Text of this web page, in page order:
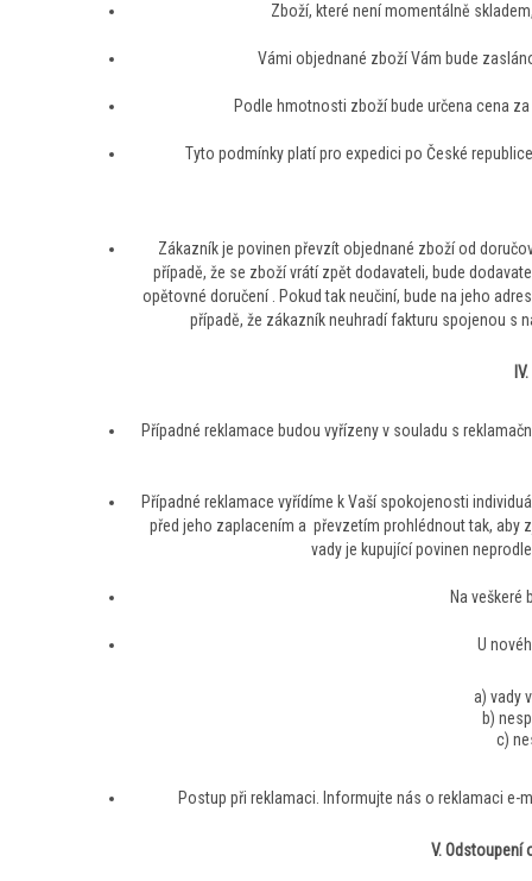
Zboží, které není momentálně
Vámi objednané zboží Vám bude
Podle hmotnosti zboží bude určena cena
Tyto podmínky platí pro expedici po České
Zákazník je povinen převzít objednané zboží od
případě, že se zboží vrátí zpět dodavateli, bude
opětovné doručení . Pokud tak neučiní, bude na jeho
případě, že zákazník neuhradí fakturu spojenou s
Případné reklamace budou vyřízeny v souladu s
Případné reklamace vyřídíme k Vaší spokojenosti
před jeho zaplacením a převzetím prohlédnout tak, aby
vady je kupující povinen
Na veškeré
U
a) vady
b)
c)
Postup při reklamaci. Informujte nás o reklamaci
V. Odstoupení